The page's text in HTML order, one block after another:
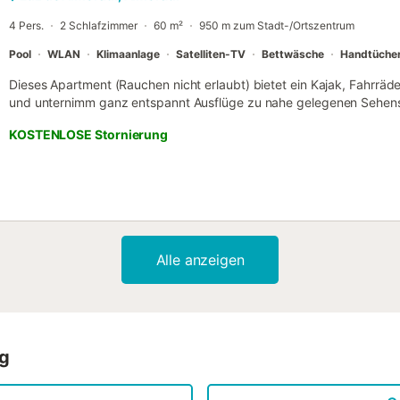
Finca Golf entfer...
4 Pers. 2 Schlafzimmer 60 m² 950 m zum Stadt-/Ortszentrum
Pool WLAN Klimaanlage Satelliten-TV Bettwäsche
Dieses Apartment (Rauchen nicht erlaubt) bietet ein Kajak,
und unternimm ganz entspannt Ausflüge zu nahe gelegenen
eine Herdplatte und einen Kühlschrank sowie eine Kaffeemaschine,
Mikrowelle. Dank der Ausstattung mit kostenlosem WLAN und
richtig gemütlich machen. Zur Ausstattung des Badezimmers
Handtücher. Außerdem ist vor Ort eine Wäscherei verfügbar – du
KOSTENLOSE Stornierung
Alle anzeigen